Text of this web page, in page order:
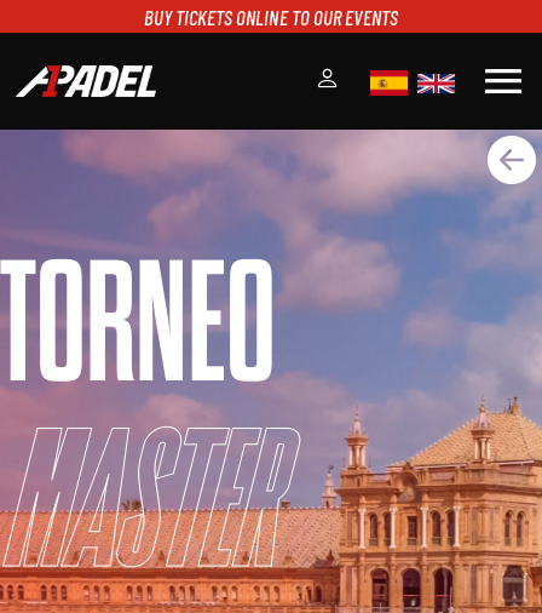
BUY TICKETS ONLINE TO OUR EVENTS
menu
CALENDARIO
TORNEOS
NOTICIAS
MULTIMEDIA
TORNEO
Master